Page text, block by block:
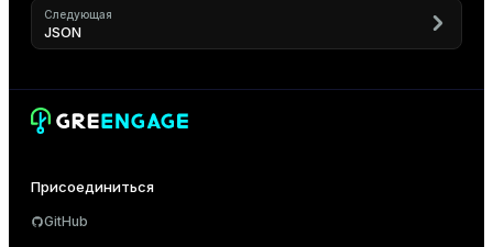
Следующая
JSON
Присоединиться
GitHub